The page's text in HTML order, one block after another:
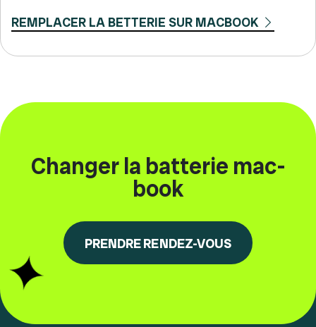
REMPLACER LA BETTERIE SUR MACBOOK
Changer la batterie mac-
book
PRENDRE RENDEZ-VOUS